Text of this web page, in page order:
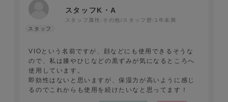
スタッフK・A
スタッフ属性:その他/スタッフ歴:1年未満
VIOという名前ですが、顔などにも使用できるそうな
ので、私は膝やひじなどの黒ずみが気になるところへ
使用しています。
即効性はないと思いますが、保湿力が高いように感じ
るのでこれからも使用を続けたいなと思ってます！